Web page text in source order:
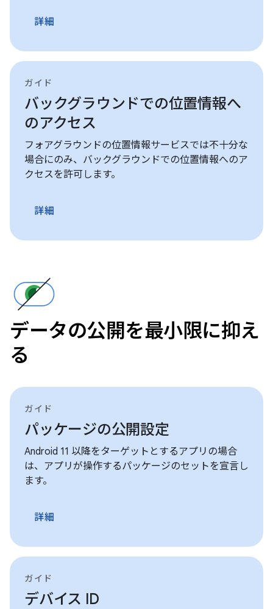
詳細
ガイド
バックグラウンドでの位置情報へ
のアクセス
フォアグラウンドの位置情報サービスでは不十分な
場合にのみ、バックグラウンドでの位置情報へのア
クセスを許可します。
詳細
データの公開を最小限に抑え
る
ガイド
パッケージの公開設定
Android 11 以降をターゲットとするアプリの場合
は、アプリが操作するパッケージのセットを宣言し
ます。
詳細
ガイド
デバイス ID